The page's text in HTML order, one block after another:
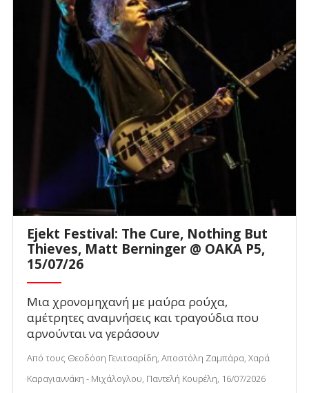
Ejekt Festival: The Cure, Nothing But
Thieves, Matt Berninger @ ΟΑΚΑ P5,
15/07/26
Μια χρονομηχανή με μαύρα ρούχα,
αμέτρητες αναμνήσεις και τραγούδια που
αρνούνται να γεράσουν
Από τους Θεοδόση Γενιτσαρίδη, Αποστόλη Ζαμπάρα, Χαρά
Καραγιαννάκη - Μιχάλογλου, Παντελή Κουρέλη, 16/07/2026